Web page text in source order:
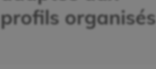
profils organisés